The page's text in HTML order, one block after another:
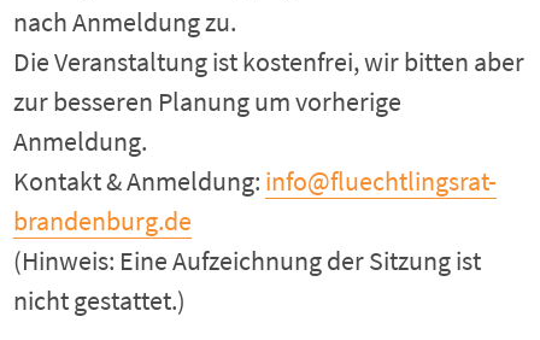
nach Anmeldung zu.
Die Veranstaltung ist kostenfrei, wir bitten aber
zur besseren Planung um vorherige
Anmeldung.
Kontakt & Anmeldung: info@fluechtlingsrat-
brandenburg.de
(Hinweis: Eine Aufzeichnung der Sitzung ist
nicht gestattet.)